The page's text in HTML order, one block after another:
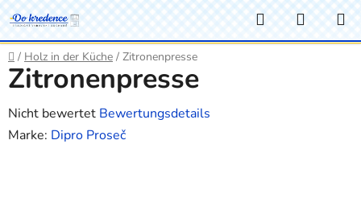
Zum
Inhalt
springen
Suchen
Startseite
/ Holz in der Küche / Zitronenpresse
Zitronenpresse
Die
durchschnittliche
Nicht bewertet Bewertungsdetails
Marke: Dipro Proseč